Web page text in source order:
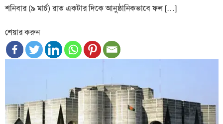
শনিবার (৯ মার্চ) রাত একটার দিকে আনুষ্ঠানিকভাবে ফল […]
শেয়ার করুন